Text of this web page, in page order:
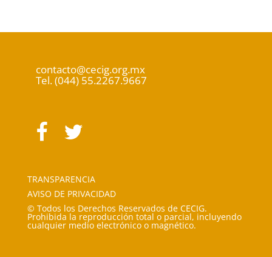
contacto@cecig.org.mx
Tel. (044) 55.2267.9667
TRANSPARENCIA
AVISO DE PRIVACIDAD
© Todos los Derechos Reservados de CECIG.
Prohibida la reproducción total o parcial, incluyendo
cualquier medio electrónico o magnético.